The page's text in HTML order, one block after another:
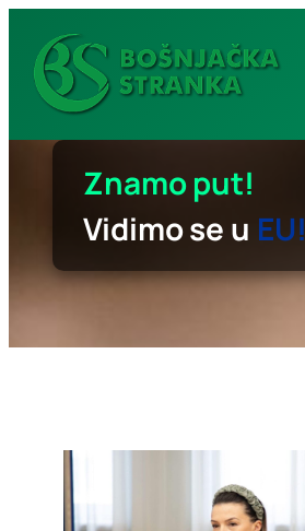
sadržaj
Znamo put!
Vidimo se u EU!